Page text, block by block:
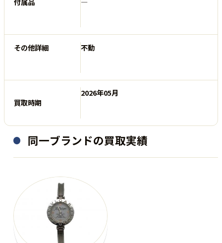
その他詳細 不動
買取時期
2026年05月
同一ブランドの買取実績